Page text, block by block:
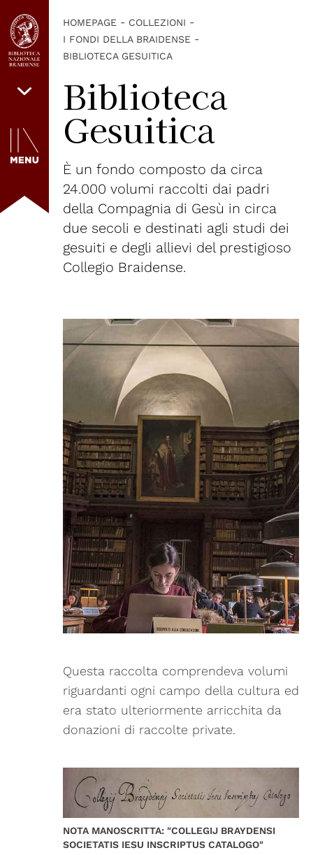
HOMEPAGE - COLLEZIONI -
I FONDI DELLA BRAIDENSE -
BIBLIOTECA GESUITICA
Biblioteca
Gesuitica
È un fondo composto da circa
24.000 volumi raccolti dai padri
della Compagnia di Gesù in circa
due secoli e destinati agli studi dei
gesuiti e degli allievi del prestigioso
Collegio Braidense.
Questa raccolta comprendeva volumi
riguardanti ogni campo della cultura ed
era stato ulteriormente arricchita da
donazioni di raccolte private.
NOTA MANOSCRITTA: "COLLEGIJ BRAYDENSI
SOCIETATIS IESU INSCRIPTUS CATALOGO"